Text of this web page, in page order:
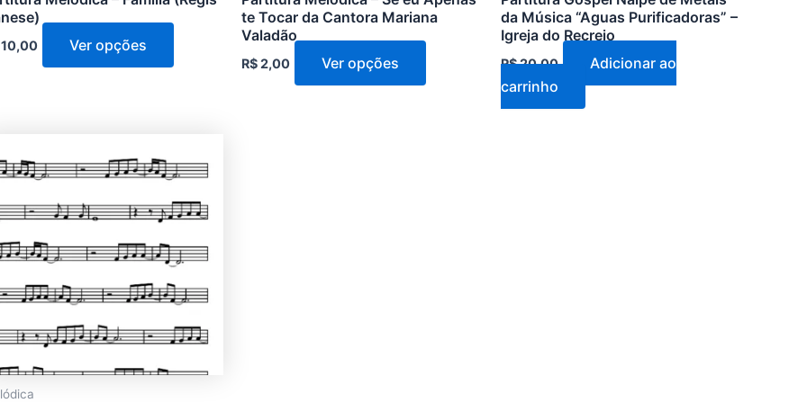
10,00 Ver opções
te Tocar da Cantora Mariana
Valadão
R$2,00 Ver opções
produto
da Música “Aguas Purificadoras” –
Igreja do Recreio
R$20,00
Adicionar ao
carrinho
produto
várias
As
opções
podem
ser
na